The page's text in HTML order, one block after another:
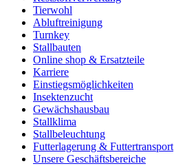
Tierwohl
Abluftreinigung
Turnkey
Stallbauten
Online shop & Ersatzteile
Karriere
Einstiegsmöglichkeiten
Insektenzucht
Gewächshausbau
Stallklima
Stallbeleuchtung
Futterlagerung & Futtertransport
Unsere Geschäftsbereiche